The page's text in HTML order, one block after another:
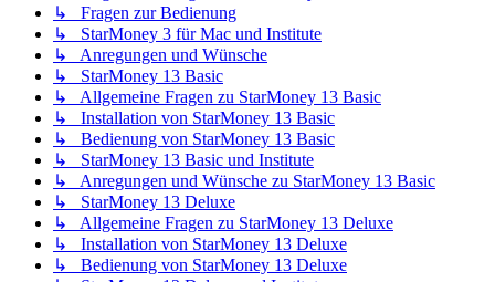
↳ Fragen zur Bedienung
↳ StarMoney 3 für Mac und Institute
↳ Anregungen und Wünsche
↳ StarMoney 13 Basic
↳ Allgemeine Fragen zu StarMoney 13 Basic
↳ Installation von StarMoney 13 Basic
↳ Bedienung von StarMoney 13 Basic
↳ StarMoney 13 Basic und Institute
↳ Anregungen und Wünsche zu StarMoney 13 Basic
↳ StarMoney 13 Deluxe
↳ Allgemeine Fragen zu StarMoney 13 Deluxe
↳ Installation von StarMoney 13 Deluxe
↳ Bedienung von StarMoney 13 Deluxe